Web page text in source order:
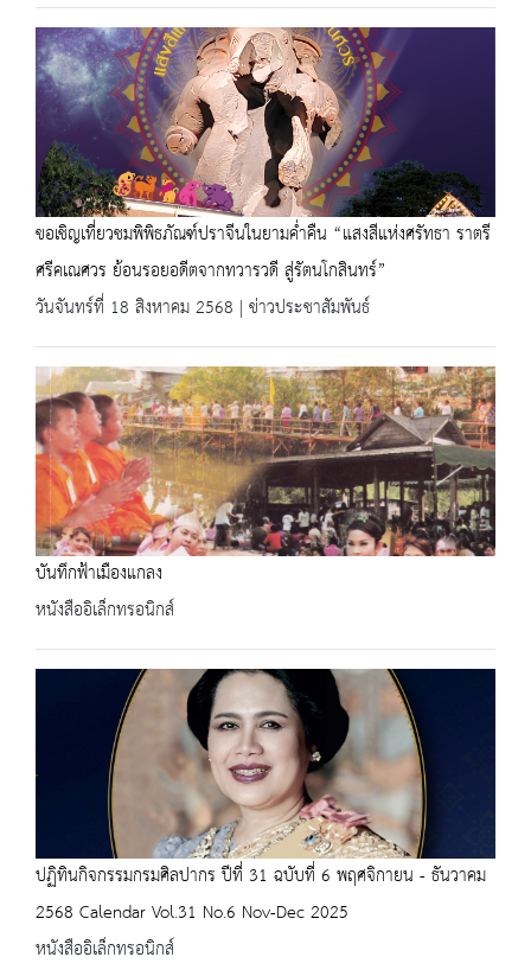
ขอเชิญเที่ยวชมพิพิธภัณฑ์ปราจีนในยามค่ำคืน “แสงสีแห่งศรัทธา ราตรี
ศรีคเณศวร ย้อนรอยอดีตจากทวารวดี สู่รัตนโกสินทร์”
วันจันทร์ที่ 18 สิงหาคม 2568 | ข่าวประชาสัมพันธ์
บันทึกฟ้าเมืองแกลง
หนังสืออิเล็กทรอนิกส์
ปฏิทินกิจกรรมกรมศิลปากร ปีที่ 31 ฉบับที่ 6 พฤศจิกายน - ธันวาคม
2568 Calendar Vol.31 No.6 Nov-Dec 2025
หนังสืออิเล็กทรอนิกส์